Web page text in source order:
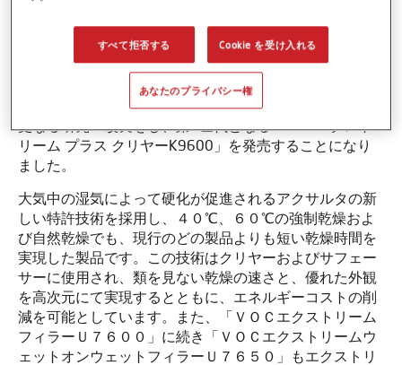
の第2世代クリヤーを発売します。
「スタンドックス® エクストリームレボリューション」
は、2018年の発売以来大幅なエネルギ―削減で大変好評
をいただいておりますが、アクサルタはそれに満足せず
リーム プラス クリヤーK9600」を発売することになり
ました。
大気中の湿気によって硬化が促進されるアクサルタの新
しい特許技術を採用し、４０℃、６０℃の強制乾燥およ
び自然乾燥でも、現行のどの製品よりも短い乾燥時間を
実現した製品です。この技術はクリヤーおよびサフェー
サーに使用され、類を見ない乾燥の速さと、優れた外観
を高次元にて実現するとともに、エネルギーコストの削
減を可能としています。また、「ＶＯＣエクストリーム
フィラーＵ７６００」に続き「ＶＯＣエクストリームウ
ェットオンウェットフィラーＵ７６５０」もエクストリ
すべて拒否する Cookie を受け入れる
あなたのプライバシー権